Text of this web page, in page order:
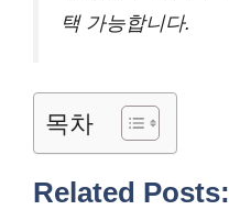
택 가능합니다.
목차
Related Posts: